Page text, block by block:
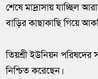
শেষে মাদ্রাসায় যাচ্ছিল
বাড়ির কাছাকাছি গিয়ে
তিয়শ্রী ইউনিয়ন
নিশ্চিত করেছেন।